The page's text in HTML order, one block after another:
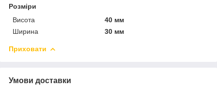
Розміри
Висота
40 мм
Ширина
30 мм
Приховати
Умови доставки